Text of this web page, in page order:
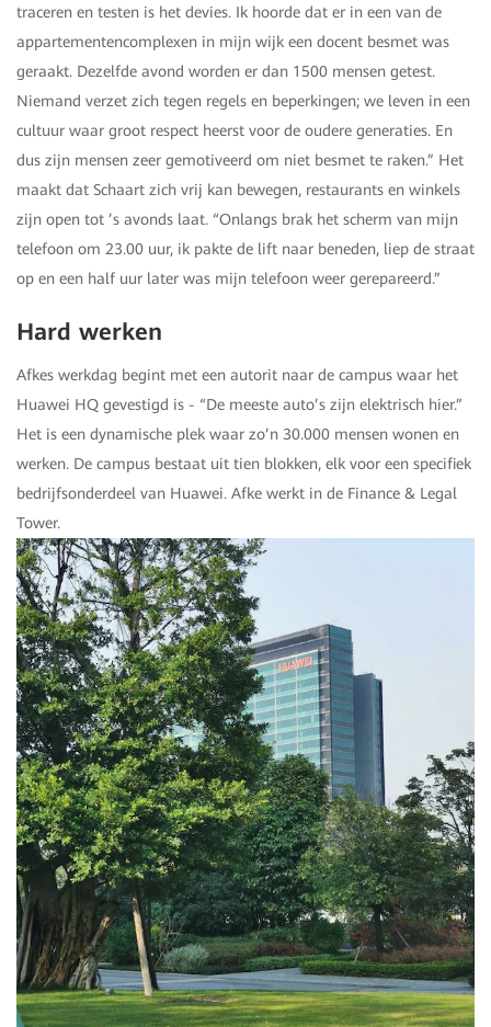
traceren en testen is het devies. Ik hoorde dat er in een van de
appartementencomplexen in mijn wijk een docent besmet was
geraakt. Dezelfde avond worden er dan 1500 mensen getest.
Niemand verzet zich tegen regels en beperkingen; we leven in een
cultuur waar groot respect heerst voor de oudere generaties. En
dus zijn mensen zeer gemotiveerd om niet besmet te raken.” Het
maakt dat Schaart zich vrij kan bewegen, restaurants en winkels
zijn open tot ’s avonds laat. “Onlangs brak het scherm van mijn
telefoon om 23.00 uur, ik pakte de lift naar beneden, liep de straat
op en een half uur later was mijn telefoon weer gerepareerd.”
Hard werken
Afkes werkdag begint met een autorit naar de campus waar het
Huawei HQ gevestigd is - “De meeste auto’s zijn elektrisch hier.”
Het is een dynamische plek waar zo’n 30.000 mensen wonen en
werken. De campus bestaat uit tien blokken, elk voor een specifiek
bedrijfsonderdeel van Huawei. Afke werkt in de Finance & Legal
Tower.